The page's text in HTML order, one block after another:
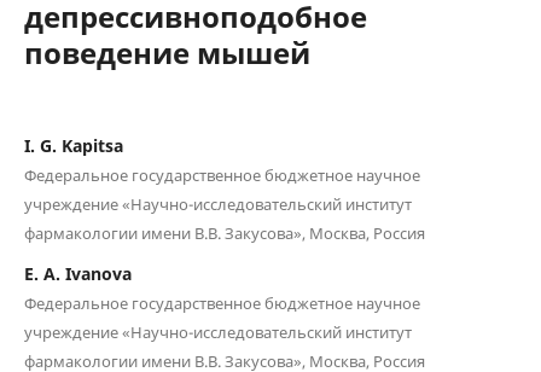
депрессивноподобное
поведение мышей
I. G. Kapitsa
Федеральное государственное бюджетное научное
учреждение «Научно-исследовательский институт
фармакологии имени В.В. Закусова», Москва, Россия
E. A. Ivanova
Федеральное государственное бюджетное научное
учреждение «Научно-исследовательский институт
фармакологии имени В.В. Закусова», Москва, Россия